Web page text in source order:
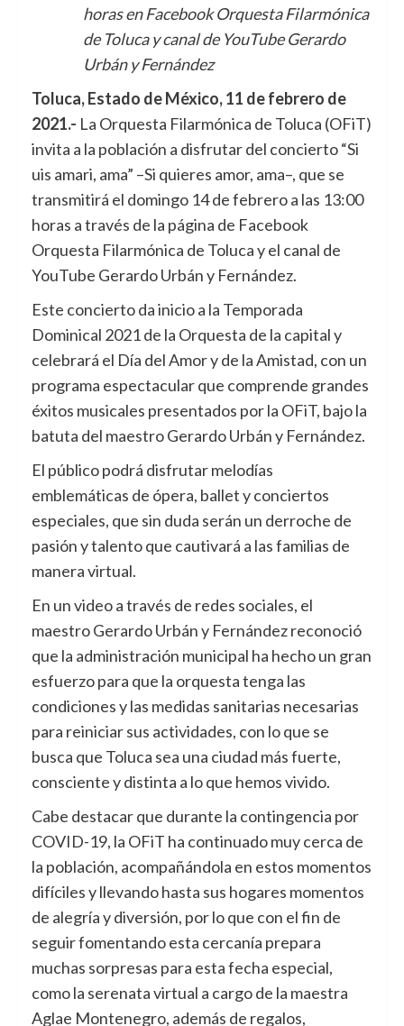
horas en Facebook Orquesta Filarmónica
de Toluca y canal de YouTube Gerardo
Urbán y Fernández
Toluca, Estado de México, 11 de febrero de
2021.- La Orquesta Filarmónica de Toluca (OFiT)
invita a la población a disfrutar del concierto “Si
uis amari, ama” –Si quieres amor, ama–, que se
transmitirá el domingo 14 de febrero a las 13:00
horas a través de la página de Facebook
Orquesta Filarmónica de Toluca y el canal de
YouTube Gerardo Urbán y Fernández.
Este concierto da inicio a la Temporada
Dominical 2021 de la Orquesta de la capital y
celebrará el Día del Amor y de la Amistad, con un
programa espectacular que comprende grandes
éxitos musicales presentados por la OFiT, bajo la
batuta del maestro Gerardo Urbán y Fernández.
El público podrá disfrutar melodías
emblemáticas de ópera, ballet y conciertos
especiales, que sin duda serán un derroche de
pasión y talento que cautivará a las familias de
manera virtual.
En un video a través de redes sociales, el
maestro Gerardo Urbán y Fernández reconoció
que la administración municipal ha hecho un gran
esfuerzo para que la orquesta tenga las
condiciones y las medidas sanitarias necesarias
para reiniciar sus actividades, con lo que se
busca que Toluca sea una ciudad más fuerte,
consciente y distinta a lo que hemos vivido.
Cabe destacar que durante la contingencia por
COVID-19, la OFiT ha continuado muy cerca de
la población, acompañándola en estos momentos
difíciles y llevando hasta sus hogares momentos
de alegría y diversión, por lo que con el fin de
seguir fomentando esta cercanía prepara
muchas sorpresas para esta fecha especial,
como la serenata virtual a cargo de la maestra
Aglae Montenegro, además de regalos,